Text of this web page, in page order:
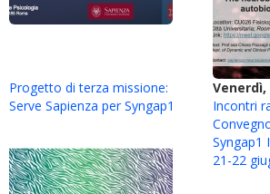
Progetto di terza missione:
Serve Sapienza per Syngap1
Venerdì,
Incontri
Syngap1
21-22